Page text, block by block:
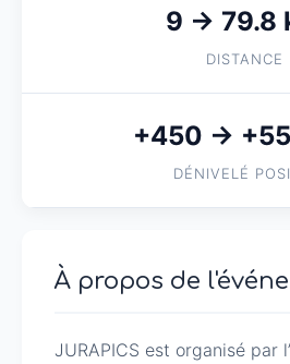
9 → 79.8
DISTANCE
+450 →
DÉNIVELÉ
À propos de
JURAPICS est organisé par